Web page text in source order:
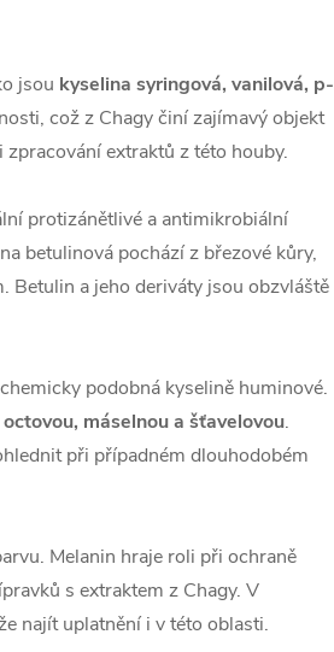
jsou kyselina syringová, vanilová, p-
což z Chagy činí zajímavý objekt
extraktů z této houby.
protizánětlivé a antimikrobiální
betulinová pochází z březové kůry,
Betulin a jeho deriváty jsou obzvláště
podobná kyselině huminové.
máselnou a šťavelovou.
při případném dlouhodobém
Melanin hraje roli při ochraně
s extraktem z Chagy. V
najít uplatnění i v této oblasti.